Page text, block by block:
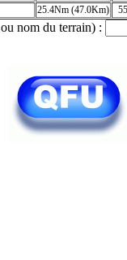
25.4Nm (47.0Km)
nom du terrain) :